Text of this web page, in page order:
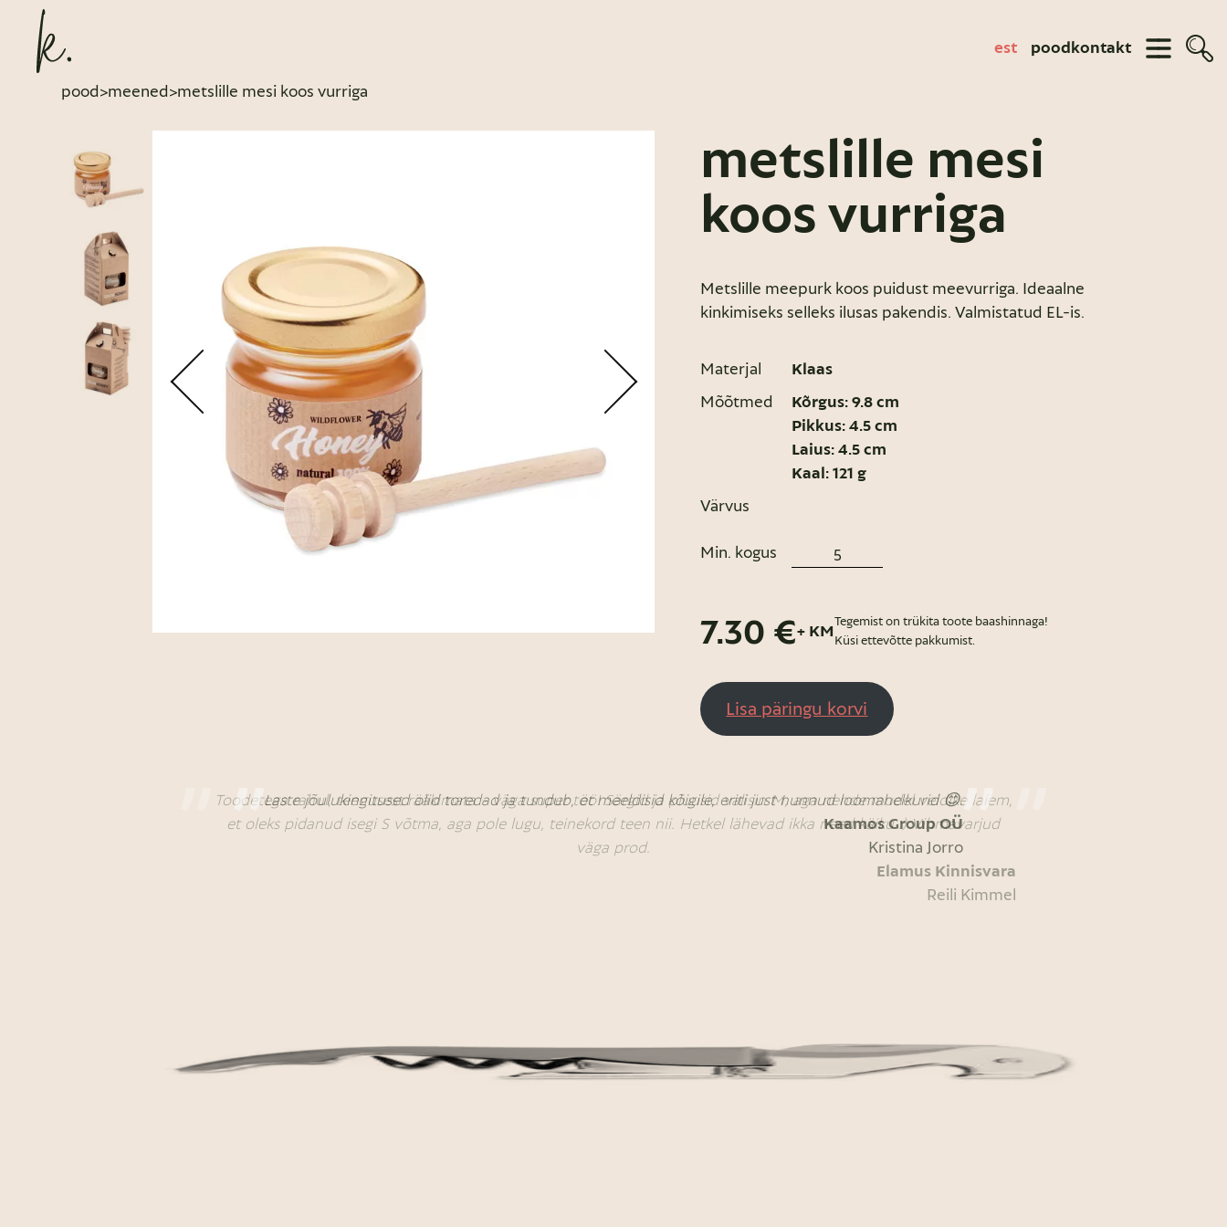
est poodkontakt
pood >meened >metslille mesi koos vurriga
metslille mesi
koos vurriga
Metslille meepurk koos puidust meevurriga. Ideaalne
kinkimiseks selleks ilusas pakendis. Valmistatud EL-is.
Materjal
Klaas
Mõõtmed
Kõrgus: 9.8 cm
Pikkus: 4.5 cm
Laius: 4.5 cm
Kaal: 121 g
Värvus
Min. kogus
7.30 €+ KM
Tegemist on trükita toote baashinnaga!
Küsi ettevõtte pakkumist.
Lisa päringu korvi
Toodetega rahul, teenusest rääkimata - väga super töö! Särgid ja pluusid valisin M, aga nende mudel veidike laiem,
et oleks pidanud isegi S võtma, aga pole lugu, teinekord teen nii. Hetkel lähevad ikka need käiku :) Vihmavarjud
väga prod.
Elamus Kinnisvara
Reili Kimmel
Laste jõulukingitused olid toredad ja tundub, et meeldisid kõigile, eriti just nunnud loomahelkurid 😊.
Kaamos Group OÜ
Kristina Jorro